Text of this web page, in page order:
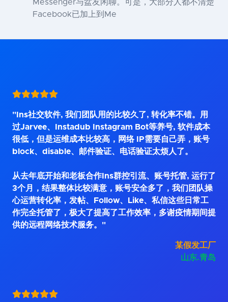
Messenger与盆友闲聊。可是，大部分人都不清楚
Facebook已加上到Me
"Ins社交软件, 我们团队用的比较久了, 转化率不错。用
过Jarvee、Instadub Instagram Bot等养号, 软件成本
很低，但是运维成本比较高，网络 IP需要自己弄，账号
block、disable、邮件验证、电话验证太烦人了。
从去年底开始和老板合作Ins群控引流、账号托管, 运行了
3个月，结果整体比较满意，账号安全多了，我们团队操
心运营转化率，发帖、Follow、Like、私信这些日常工
作完全托管了，极大了提高了工作效率，多谢疫情期间提
供的远程网络技术服务。"
某假发工厂
山东.青岛